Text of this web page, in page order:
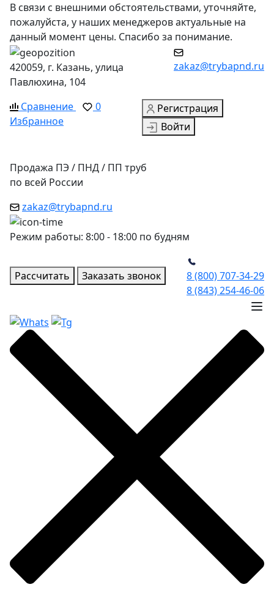
В связи с внешними обстоятельствами, уточняйте,
пожалуйста, у наших менеджеров актуальные на
данный момент цены. Спасибо за понимание.
420059, г. Казань, улица
Павлюхина, 104
zakaz@trybapnd.ru
Сравнение
0
Избранное
Регистрация
Войти
Продажа ПЭ / ПНД / ПП труб
по всей России
zakaz@trybapnd.ru
Режим работы: 8:00 - 18:00 по будням
Рассчитать Заказать звонок
8 (800) 707-34-29
8 (843) 254-46-06